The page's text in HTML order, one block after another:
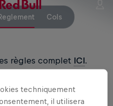
Reglement Cols
règles complet ICI.
techniquement
il utilisera